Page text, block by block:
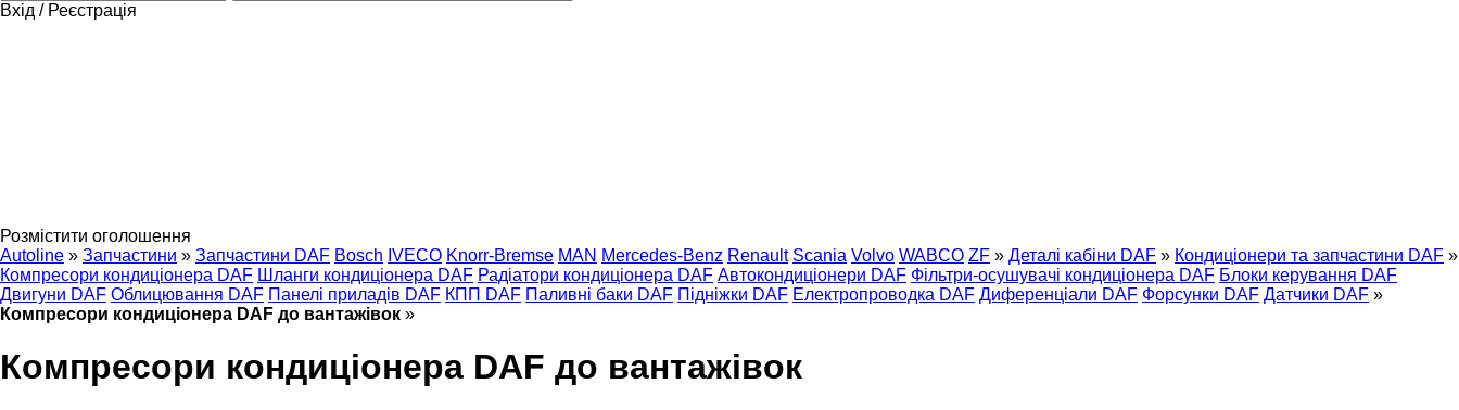
Вхід / Реєстрація
Розмістити оголошення
Autoline » Запчастини » Запчастини DAF Bosch IVECO Knorr-Bremse MAN Mercedes-Benz Renault Scania Volvo WABCO ZF » Деталі кабіни DAF » Кондиціонери та запчастини DAF »
Компресори кондиціонера DAF Шланги кондиціонера DAF Радіатори кондиціонера DAF Автокондиціонери DAF Фільтри-осушувачі кондиціонера DAF Блоки керування DAF
Двигуни DAF Облицювання DAF Панелі приладів DAF КПП DAF Паливні баки DAF Підніжки DAF Електропроводка DAF Диференціали DAF Форсунки DAF Датчики DAF »
Компресори кондиціонера DAF до вантажівок »
Компресори кондиціонера DAF до вантажівок